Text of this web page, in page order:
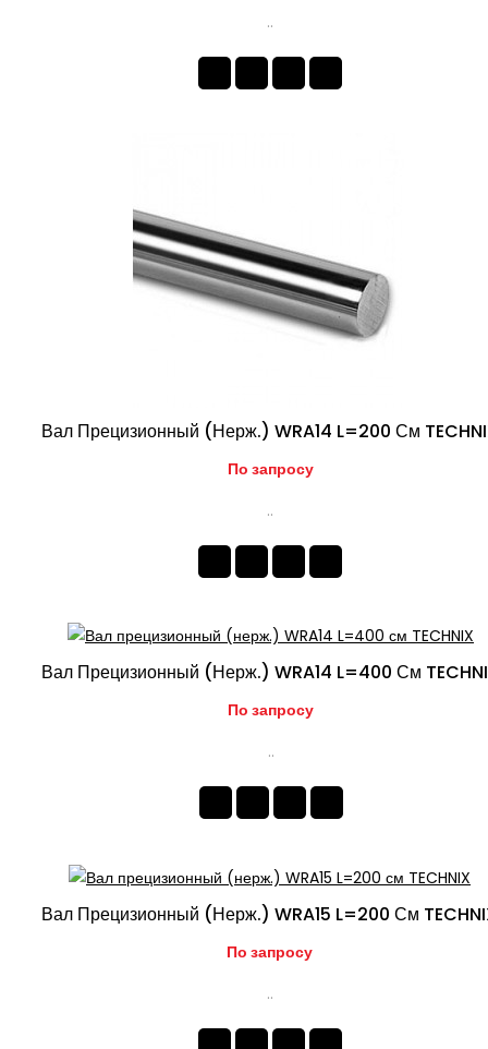
..
Вал Прецизионный (нерж.) WRA14 L=200 См
По запросу
..
Вал Прецизионный (нерж.) WRA14 L=400 См
По запросу
..
Вал Прецизионный (нерж.) WRA15 L=200 См
По запросу
..